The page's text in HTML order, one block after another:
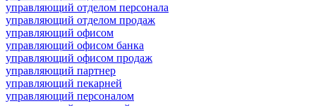
управляющий отделом персонала
управляющий отделом продаж
управляющий офисом
управляющий офисом банка
управляющий офисом продаж
управляющий партнер
управляющий пекарней
управляющий персоналом